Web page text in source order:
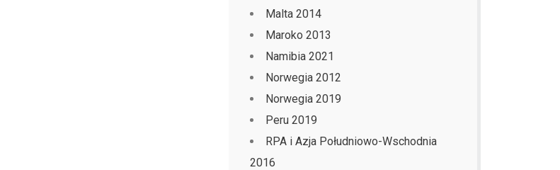
Malta 2014
Maroko 2013
Namibia 2021
Norwegia 2012
Norwegia 2019
Peru 2019
RPA i Azja Południowo-Wschodnia
2016